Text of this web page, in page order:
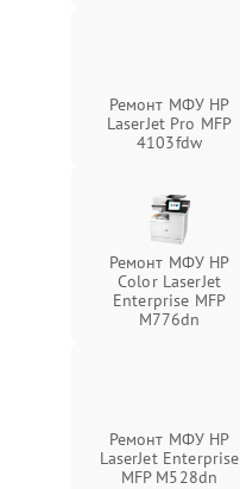
Ремонт МФУ HP
LaserJet Pro MFP
4103fdw
Ремонт МФУ HP
Color LaserJet
Enterprise MFP
M776dn
Ремонт МФУ HP
LaserJet Enterprise
MFP M528dn